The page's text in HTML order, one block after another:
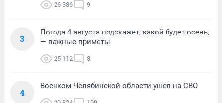
26 386 9
3
Погода 4 августа подскажет, какой будет осень,
— важные приметы
25 112 8
4
Военком Челябинской области ушел на СВО